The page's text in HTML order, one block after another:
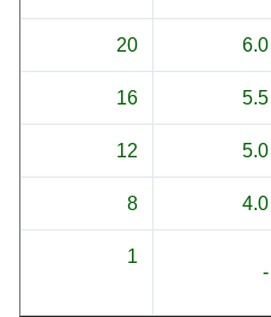
6.0
20
5.5
16
5.0
12
4.0
8
-
1